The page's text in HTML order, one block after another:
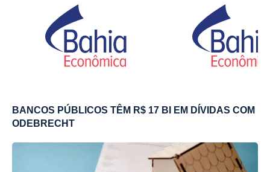
BANCOS PÚBLICOS TÊM R$ 17 BI EM DÍVIDAS COM
ODEBRECHT